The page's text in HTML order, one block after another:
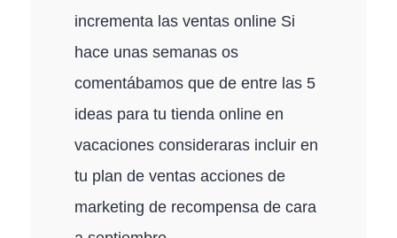
incrementa las ventas online Si
hace unas semanas os
comentábamos que de entre las 5
ideas para tu tienda online en
vacaciones consideraras incluir en
tu plan de ventas acciones de
marketing de recompensa de cara